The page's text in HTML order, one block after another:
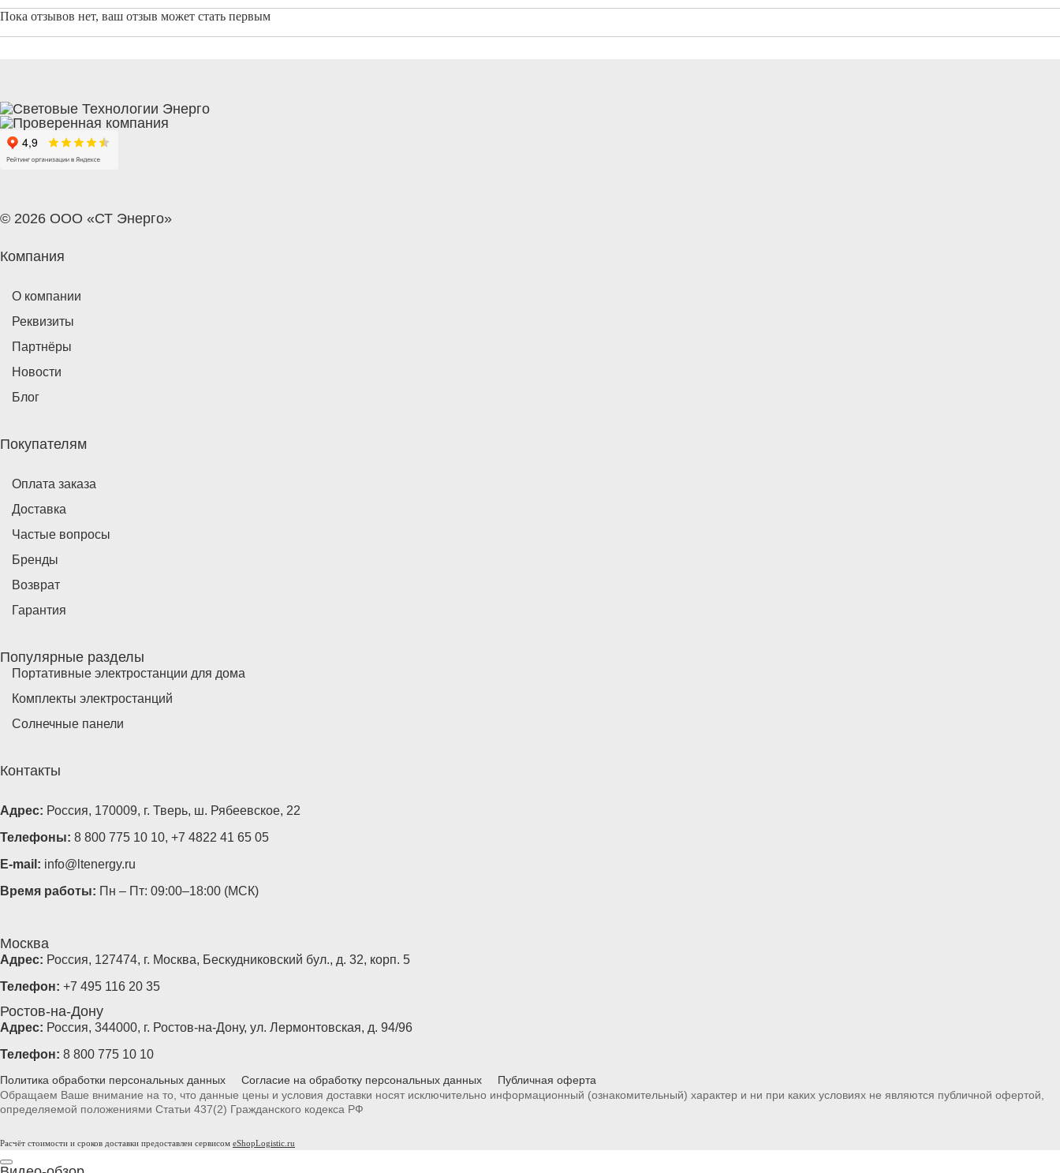
Пока отзывов нет, ваш отзыв может стать первым
© 2026 ООО «СТ Энерго»
Компания
О компании
Реквизиты
Партнёры
Новости
Блог
Покупателям
Оплата заказа
Доставка
Частые вопросы
Бренды
Возврат
Гарантия
Популярные разделы
Портативные электростанции для дома
Комплекты электростанций
Солнечные панели
Контакты
Адрес: Россия, 170009, г. Тверь, ш. Рябеевское, 22
Телефоны: 8 800 775 10 10, +7 4822 41 65 05
E-mail: info@ltenergy.ru
Время работы: Пн – Пт: 09:00–18:00 (МСК)
Москва
Адрес: Россия, 127474, г. Москва, Бескудниковский бул., д. 32, корп. 5
Телефон: +7 495 116 20 35
Ростов-на-Дону
Адрес: Россия, 344000, г. Ростов-на-Дону, ул. Лермонтовская, д. 94/96
Телефон: 8 800 775 10 10
Политика обработки персональных данных Согласие на обработку персональных данных
Публичная оферта
Обращаем Ваше внимание на то, что данные цены и условия доставки носят исключительно информационный (ознакомительный) характер и ни при каких условиях не являются публичной офертой,
определяемой положениями Статьи 437(2) Гражданского кодекса РФ
Расчёт стоимости и сроков доставки предоставлен сервисом eShopLogistic.ru